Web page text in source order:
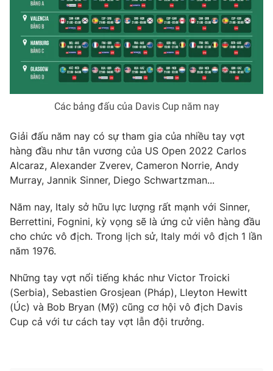
Thị trường
Tư vấn
Lịch phát sóng
Chuyên mục khác
Emagazine Podcast
Video Shorts video
VTV Money VTV Thể thao
VTV Sức khoẻ Bất động sản
Thị trường 24h
VTV4 Vươn mình bằng AI
VTV9 VTV8
Các bảng đấu của Davis Cup năm nay
Giải đấu năm nay có sự tham gia của nhiều tay vợt
hàng đầu như tân vương của US Open 2022 Carlos
Alcaraz, Alexander Zverev, Cameron Norrie, Andy
Murray, Jannik Sinner, Diego Schwartzman...
Năm nay, Italy sở hữu lực lượng rất mạnh với Sinner,
Berrettini, Fognini, kỳ vọng sẽ là ứng cử viên hàng đầu
cho chức vô địch. Trong lịch sử, Italy mới vô địch 1 lần
năm 1976.
Những tay vợt nổi tiếng khác như Victor Troicki
(Serbia), Sebastien Grosjean (Pháp), Lleyton Hewitt
(Úc) và Bob Bryan (Mỹ) cũng cơ hội vô địch Davis
Cup cả với tư cách tay vợt lẫn đội trưởng.